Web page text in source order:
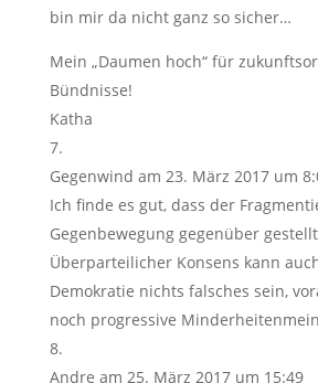
bin mir da nicht ganz so sicher…
Mein „Daumen hoch“ für
Bündnisse!
Katha
Gegenwind am 23. März 2017 um
Ich finde es gut, dass der
Gegenbewegung gegenüber
Überparteilicher Konsens kann
Demokratie nichts falsches sein,
noch progressive
Andre am 25. März 2017 um 15:49